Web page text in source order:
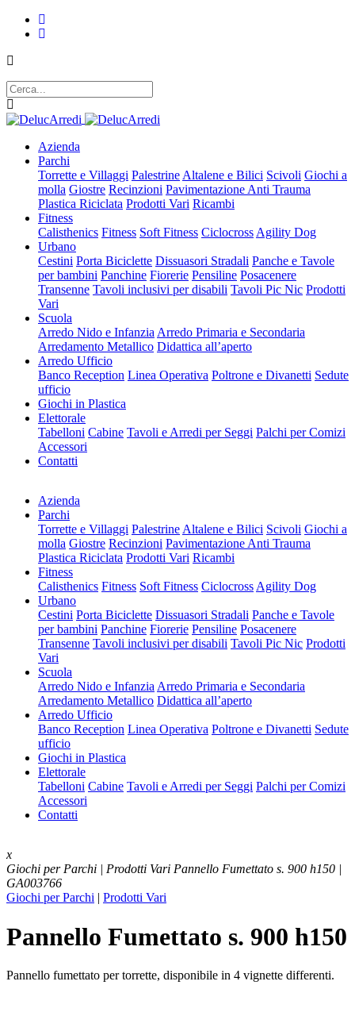
Azienda
Parchi
Torrette e Villaggi Palestrine Altalene e Bilici Scivoli Giochi a
molla Giostre Recinzioni Pavimentazione Anti Trauma
Plastica Riciclata Prodotti Vari Ricambi
Fitness
Calisthenics Fitness Soft Fitness Ciclocross Agility Dog
Urbano
Cestini Porta Biciclette Dissuasori Stradali Panche e Tavole
per bambini Panchine Fiorerie Pensiline Posacenere
Transenne Tavoli inclusivi per disabili Tavoli Pic Nic Prodotti
Vari
Scuola
Arredo Nido e Infanzia Arredo Primaria e Secondaria
Arredamento Metallico Didattica all’aperto
Arredo Ufficio
Banco Reception Linea Operativa Poltrone e Divanetti Sedute
ufficio
Giochi in Plastica
Elettorale
Tabelloni Cabine Tavoli e Arredi per Seggi Palchi per Comizi
Accessori
Contatti
Azienda
Parchi
Torrette e Villaggi Palestrine Altalene e Bilici Scivoli Giochi a
molla Giostre Recinzioni Pavimentazione Anti Trauma
Plastica Riciclata Prodotti Vari Ricambi
Fitness
Calisthenics Fitness Soft Fitness Ciclocross Agility Dog
Urbano
Cestini Porta Biciclette Dissuasori Stradali Panche e Tavole
per bambini Panchine Fiorerie Pensiline Posacenere
Transenne Tavoli inclusivi per disabili Tavoli Pic Nic Prodotti
Vari
Scuola
Arredo Nido e Infanzia Arredo Primaria e Secondaria
Arredamento Metallico Didattica all’aperto
Arredo Ufficio
Banco Reception Linea Operativa Poltrone e Divanetti Sedute
ufficio
Giochi in Plastica
Elettorale
Tabelloni Cabine Tavoli e Arredi per Seggi Palchi per Comizi
Accessori
Contatti
x
Giochi per Parchi | Prodotti Vari Pannello Fumettato s. 900 h150 |
GA003766
Giochi per Parchi | Prodotti Vari
Pannello Fumettato s. 900 h150
Pannello fumettato per torrette, disponibile in 4 vignette differenti.